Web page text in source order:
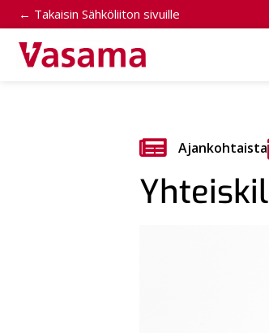
← Takaisin Sähköliiton sivuille
Ajankohtaista